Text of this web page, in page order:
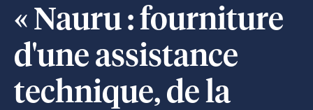
« Nauru : fourniture
d'une assistance
technique, de la